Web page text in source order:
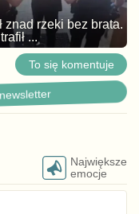
znad rzeki bez brata.
...
To się komentuje
Największe
emocje